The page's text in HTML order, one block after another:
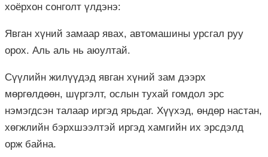
хоёрхон сонголт үлдэнэ:
Явган хүний замаар явах, автомашины урсгал руу
орох. Аль аль нь аюултай.
Сүүлийн жилүүдэд явган хүний зам дээрх
мөргөлдөөн, шүргэлт, ослын тухай гомдол эрс
нэмэгдсэн талаар иргэд ярьдаг. Хүүхэд, өндөр настан,
хөгжлийн бэрхшээлтэй иргэд хамгийн их эрсдэлд
орж байна.